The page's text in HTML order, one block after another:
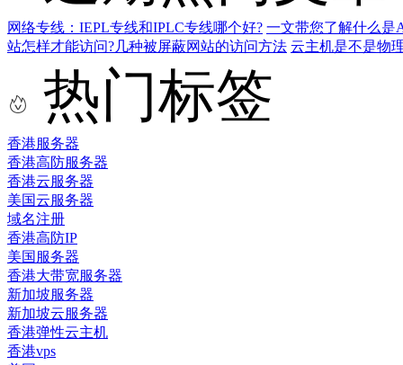
网络专线：IEPL专线和IPLC专线哪个好? 一文带您了解什么是
站怎样才能访问?几种被屏蔽网站的访问方法 云主机是不是物
热门标签
香港服务器
香港高防服务器
香港云服务器
美国云服务器
域名注册
香港高防IP
美国服务器
香港大带宽服务器
新加坡服务器
新加坡云服务器
香港弹性云主机
香港vps